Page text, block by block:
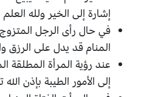
إشارة إلى الخير ولله
في حال رأى الرجل
المنام قد يدل على الرزق
عند رؤية المرأة المطلقة
إلى الأمور الطيبة بإذن الله